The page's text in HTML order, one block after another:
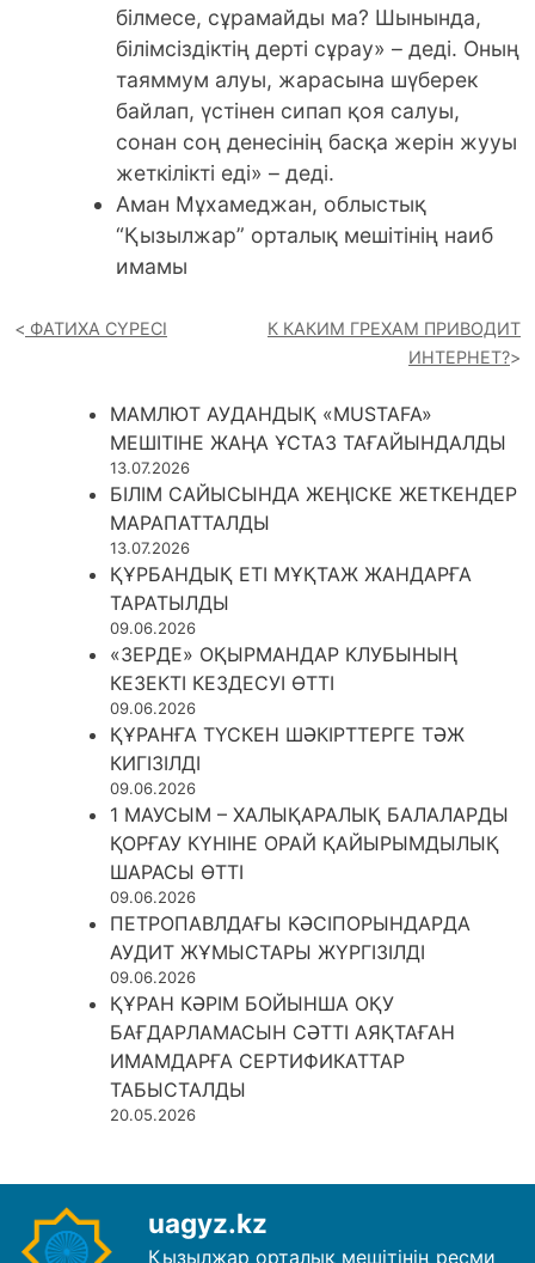
білмесе, сұрамайды ма? Шынында,
білімсіздіктің дерті сұрау» – деді. Оның
таяммум алуы, жарасына шүберек
байлап, үстінен сипап қоя салуы,
сонан соң денесінің басқа жерін жууы
жеткілікті еді» – деді.
Аман Мұхамеджан, облыстық
“Қызылжар” орталық мешітінің наиб
имамы
ФАТИХА СҮРЕСІ
К КАКИМ ГРЕХАМ ПРИВОДИТ
ИНТЕРНЕТ?
МАМЛЮТ АУДАНДЫҚ «MUSTAFA»
МЕШІТІНЕ ЖАҢА ҰСТАЗ ТАҒАЙЫНДАЛДЫ
13.07.2026
БІЛІМ САЙЫСЫНДА ЖЕҢІСКЕ ЖЕТКЕНДЕР
МАРАПАТТАЛДЫ
13.07.2026
ҚҰРБАНДЫҚ ЕТІ МҰҚТАЖ ЖАНДАРҒА
ТАРАТЫЛДЫ
09.06.2026
«ЗЕРДЕ» ОҚЫРМАНДАР КЛУБЫНЫҢ
КЕЗЕКТІ КЕЗДЕСУІ ӨТТІ
09.06.2026
ҚҰРАНҒА ТҮСКЕН ШӘКІРТТЕРГЕ ТӘЖ
КИГІЗІЛДІ
09.06.2026
1 МАУСЫМ – ХАЛЫҚАРАЛЫҚ БАЛАЛАРДЫ
ҚОРҒАУ КҮНІНЕ ОРАЙ ҚАЙЫРЫМДЫЛЫҚ
ШАРАСЫ ӨТТІ
09.06.2026
ПЕТРОПАВЛДАҒЫ КӘСІПОРЫНДАРДА
АУДИТ ЖҰМЫСТАРЫ ЖҮРГІЗІЛДІ
09.06.2026
ҚҰРАН КӘРІМ БОЙЫНША ОҚУ
БАҒДАРЛАМАСЫН СӘТТІ АЯҚТАҒАН
ИМАМДАРҒА СЕРТИФИКАТТАР
ТАБЫСТАЛДЫ
20.05.2026
uagyz.kz
Қызылжар орталық мешітінің ресми